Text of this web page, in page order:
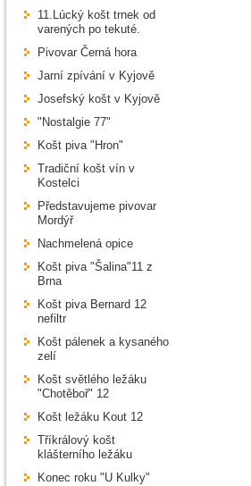
11.Lúcký košt trnek od
varených po tekuté.
Pivovar Černá hora
Jarní zpívání v Kyjově
Josefský košt v Kyjově
"Nostalgie 77"
Košt piva "Hron"
Tradiční košt vín v
Kostelci
Představujeme pivovar
Mordýř
Nachmelená opice
Košt piva "Šalina"11 z
Brna
Košt piva Bernard 12
nefiltr
Košt pálenek a kysaného
zelí
Košt světlého ležáku
"Chotěboř" 12
Košt ležáku Kout 12
Tříkrálový košt
klášterního ležáku
Konec roku "U Kulky"